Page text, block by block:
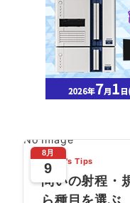
No Image
8月
9
Today's Tips
問いの射程・